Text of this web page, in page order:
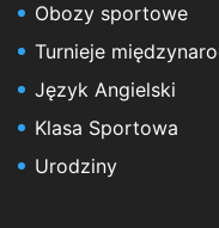
Obozy sportowe
Turnieje
Język Angielski
Klasa Sportowa
Urodziny